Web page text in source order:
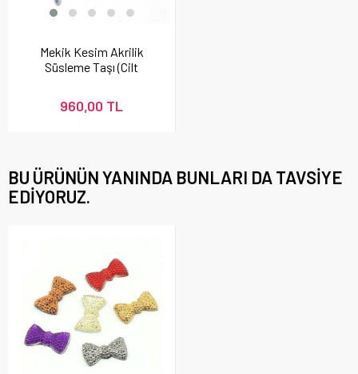
Mekik Kesim Akrilik
Süsleme Taşı (Cilt
960,00 TL
BU ÜRÜNÜN YANINDA BUNLARI DA TAVSIYE
EDIYORUZ.